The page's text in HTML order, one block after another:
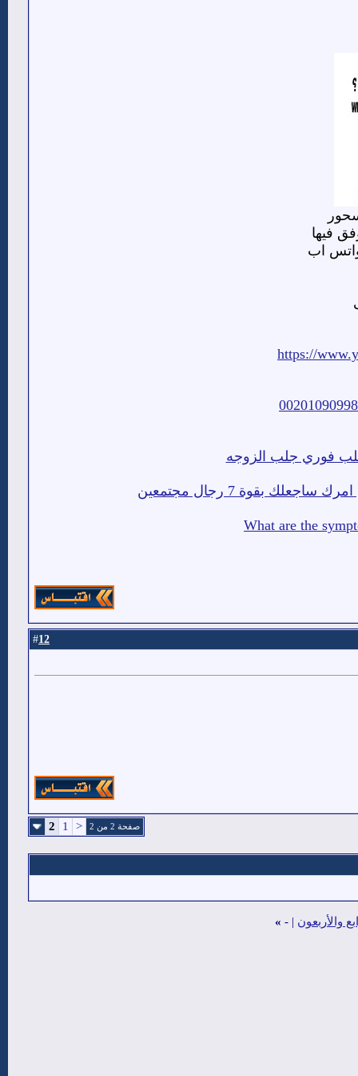
فيها
اب
https://
فوري جلب الزوجه
بقوة 7 رجال مجتمعين
12
صفحة 2 من 2 <
1
2
والأربعون |
-
»